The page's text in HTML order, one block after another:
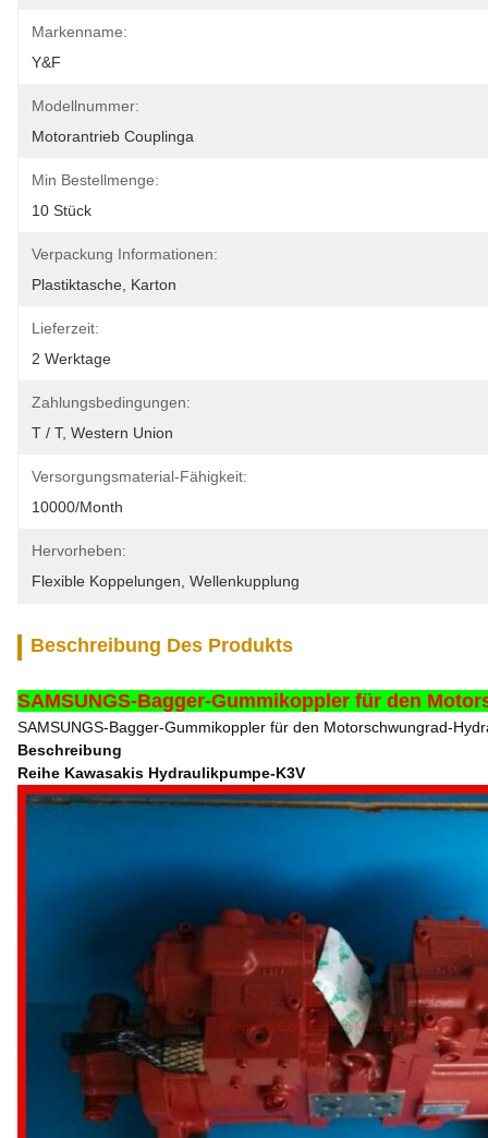
Markenname:
Y&F
Modellnummer:
Motorantrieb Couplinga
Min Bestellmenge:
10 Stück
Verpackung Informationen:
Plastiktasche, Karton
Lieferzeit:
2 Werktage
Zahlungsbedingungen:
T / T, Western Union
Versorgungsmaterial-Fähigkeit:
10000/month
Hervorheben:
Flexible Koppelungen Wellenkupplung
Beschreibung Des Produkts
SAMSUNGS-Bagger-Gummikoppler für den
SAMSUNGS-Bagger-Gummikoppler für den Motorschwungrad-
Beschreibung
Reihe Kawasakis Hydraulikpumpe-K3V